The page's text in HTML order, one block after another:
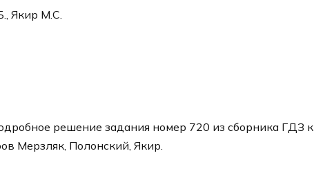
Якир М.С.
решение задания номер 720 из сборника ГДЗ к
Мерзляк, Полонский, Якир.